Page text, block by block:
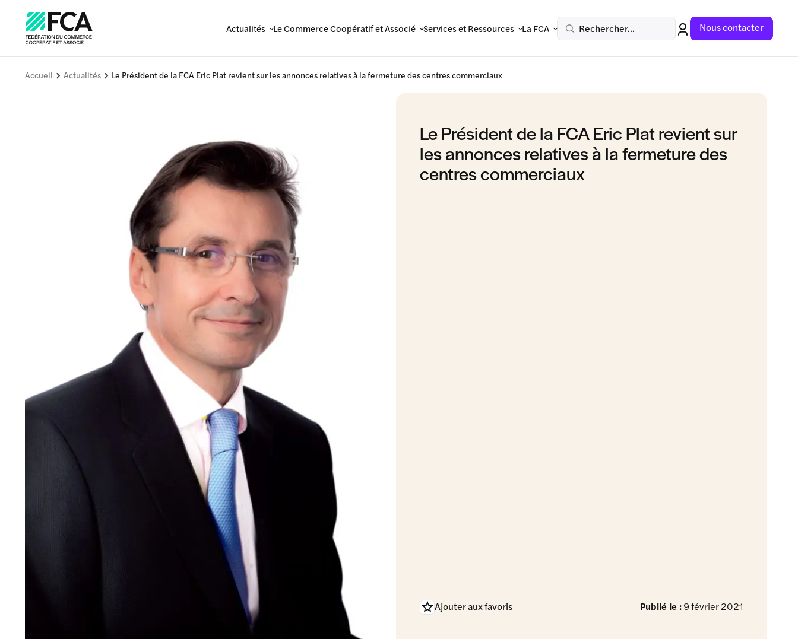
Actualités Le Commerce Coopératif et Associé Services et Ressources La FCA Rechercher... Nous contacter
Accueil Actualités Le Président de la FCA Eric Plat revient sur les annonces relatives à la fermeture des centres commerciaux
Le Président de la FCA Eric Plat revient sur
les annonces relatives à la fermeture des
centres commerciaux
Publié le :9 février 2021
Ajouter aux favoris